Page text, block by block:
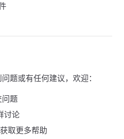
题或有任何建议，欢迎：
问题
讨论
获取更多帮助